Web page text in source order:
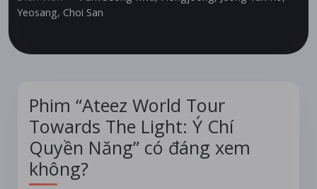
"Guerrilla", cho đến các tiết mục solo và unit đầy mê
bắt đầu!
Yeosang, Choi San
Phim “Ateez World Tour
Towards The Light: Ý Chí
Quyền Năng” có đáng xem
không?